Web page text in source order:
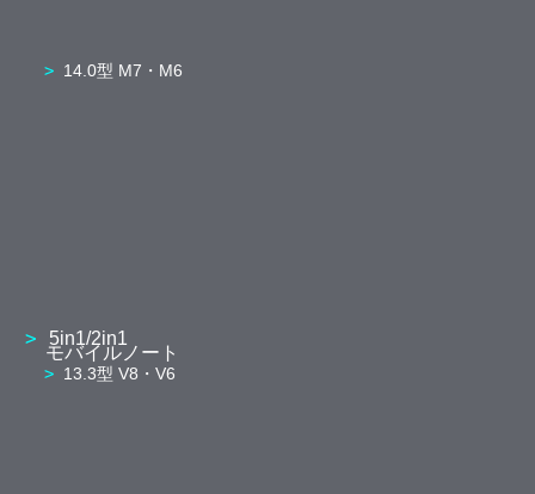
14.0型 M7・M6
5in1/2in1
モバイルノート
13.3型 V8・V6